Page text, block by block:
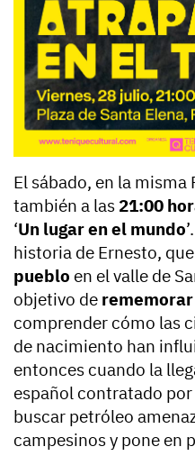
El sábado, en la misma
también a las 21:00
‘Un lugar en el mundo
historia de Ernesto,
pueblo en el valle de
objetivo de
comprender cómo las
de nacimiento han
entonces cuando la
español contratado
buscar petróleo
campesinos y pone en